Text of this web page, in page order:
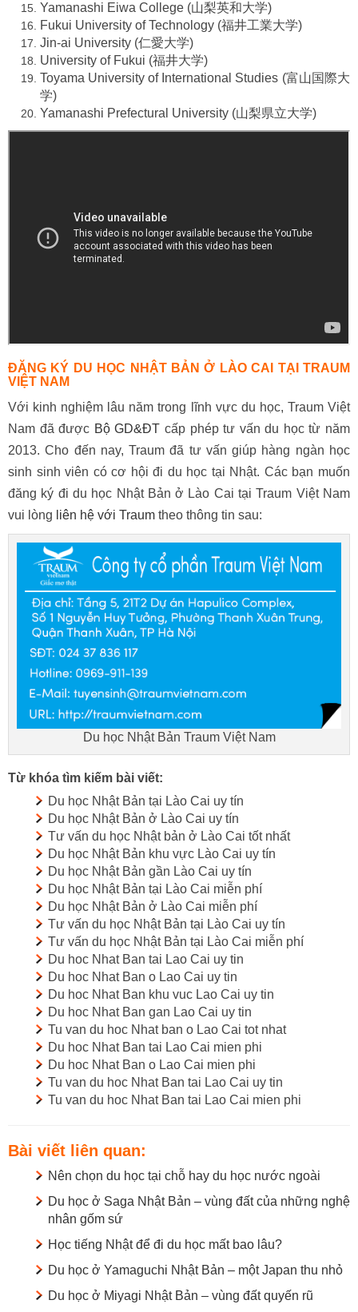
Yamanashi Eiwa College (山梨英和大学)
Fukui University of Technology (福井工業大学)
Jin-ai University (仁愛大学)
University of Fukui (福井大学)
Toyama University of International Studies (富山国際大
学)
Yamanashi Prefectural University (山梨県立大学)
ĐĂNG KÝ DU HỌC NHẬT BẢN Ở LÀO CAI TẠI TRAUM
VIỆT NAM
Với kinh nghiệm lâu năm trong lĩnh vực du học, Traum Việt
Nam đã được Bộ GD&ĐT cấp phép tư vấn du học từ năm
2013. Cho đến nay, Traum đã tư vấn giúp hàng ngàn học
sinh sinh viên có cơ hội đi du học tại Nhật. Các bạn muốn
đăng ký đi du học Nhật Bản ở Lào Cai tại Traum Việt Nam
vui lòng liên hệ với Traum theo thông tin sau:
Du học Nhật Bản Traum Việt Nam
Từ khóa tìm kiếm bài viết:
Du học Nhật Bản tại Lào Cai uy tín
Du học Nhật Bản ở Lào Cai uy tín
Tư vấn du học Nhật bản ở Lào Cai tốt nhất
Du học Nhật Bản khu vực Lào Cai uy tín
Du học Nhật Bản gần Lào Cai uy tín
Du học Nhật Bản tại Lào Cai miễn phí
Du học Nhật Bản ở Lào Cai miễn phí
Tư vấn du học Nhật Bản tại Lào Cai uy tín
Tư vấn du học Nhật Bản tại Lào Cai miễn phí
Du hoc Nhat Ban tai Lao Cai uy tin
Du hoc Nhat Ban o Lao Cai uy tin
Du hoc Nhat Ban khu vuc Lao Cai uy tin
Du hoc Nhat Ban gan Lao Cai uy tin
Tu van du hoc Nhat ban o Lao Cai tot nhat
Du hoc Nhat Ban tai Lao Cai mien phi
Du hoc Nhat Ban o Lao Cai mien phi
Tu van du hoc Nhat Ban tai Lao Cai uy tin
Tu van du hoc Nhat Ban tai Lao Cai mien phi
Bài viết liên quan:
Nên chọn du học tại chỗ hay du học nước ngoài
Du học ở Saga Nhật Bản – vùng đất của những nghệ
nhân gốm sứ
Học tiếng Nhật để đi du học mất bao lâu?
Du học ở Yamaguchi Nhật Bản – một Japan thu nhỏ
Du học ở Miyagi Nhật Bản – vùng đất quyến rũ